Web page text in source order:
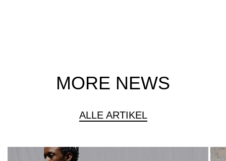
MORE NEWS
ALLE ARTIKEL